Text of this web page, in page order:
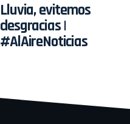
Lluvia, evitemos
desgracias |
#AlAireNoticias